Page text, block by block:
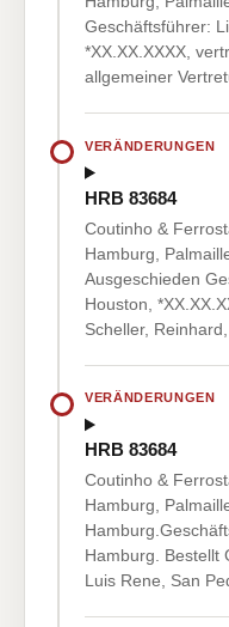
Geschäftsführer:
*XX.XX.XXXX,
allgemeiner
VERÄNDERUNGEN
HRB 83684
Coutinho &
Hamburg,
Ausgeschieden
Houston,
Scheller,
VERÄNDERUNGEN
HRB 83684
Coutinho &
Hamburg,
Hamburg. Bestellt
Luis Rene, San